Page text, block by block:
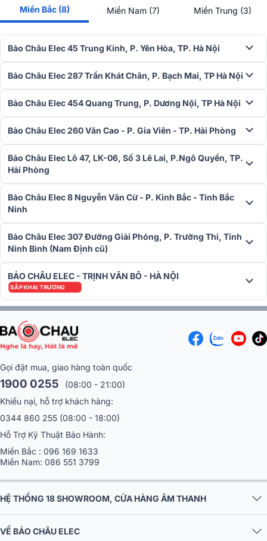
Loa dBTechnologies Opera Reevo 212 được sử dụng trong nhiều hệ
thống âm thanh hiện đại, chuyên nghiệp trên toàn thế giới, từ
karaoke gia đình,dàn âm thanh sân khấu hội trường, quán cafe, nhà
hàng, nhà thờ, công ty...
Xem thêm: Bảng giá Loa hát karaoke chính hãng hay nhất hiện nay
Xem thêm công trình sử dụng Loa dBTechnologies trên toàn
thế giới:
Miền Bắc (8) Miền Nam (7) Miền Trung (3)
Bảo Châu Elec 45 Trung Kính, P. Yên Hòa, TP. Hà Nội
Bảo Châu Elec 287 Trần Khát Chân, P. Bạch Mai, TP Hà Nội
Bảo Châu Elec 454 Quang Trung, P. Dương Nội, TP Hà Nội
Bảo Châu Elec 260 Văn Cao - P. Gia Viên - TP. Hải Phòng
Bảo Châu Elec Lô 47, LK-06, Số 3 Lê Lai, P.Ngô Quyền, TP.
Hải Phòng
Bảo Châu Elec 8 Nguyễn Văn Cừ - P. Kinh Bắc - Tỉnh Bắc
Ninh
Bảo Châu Elec 307 Đường Giải Phóng, P. Trường Thi, Tỉnh
Ninh Bình (Nam Định cũ)
BẢO CHÂU ELEC - TRỊNH VĂN BÔ - HÀ NỘI
SẮP KHAI TRƯƠNG
Gọi đặt mua, giao hàng toàn quốc
1900 0255
(08:00 - 21:00)
Khiếu nại, hỗ trợ khách hàng:
0344 860 255 (08:00 - 18:00)
Hỗ Trợ Kỹ Thuật Bảo Hành:
Miền Bắc : 096 169 1633
Miền Nam: 086 551 3799
HỆ THỐNG 18 SHOWROOM, CỬA HÀNG ÂM THANH
VỀ BẢO CHÂU ELEC